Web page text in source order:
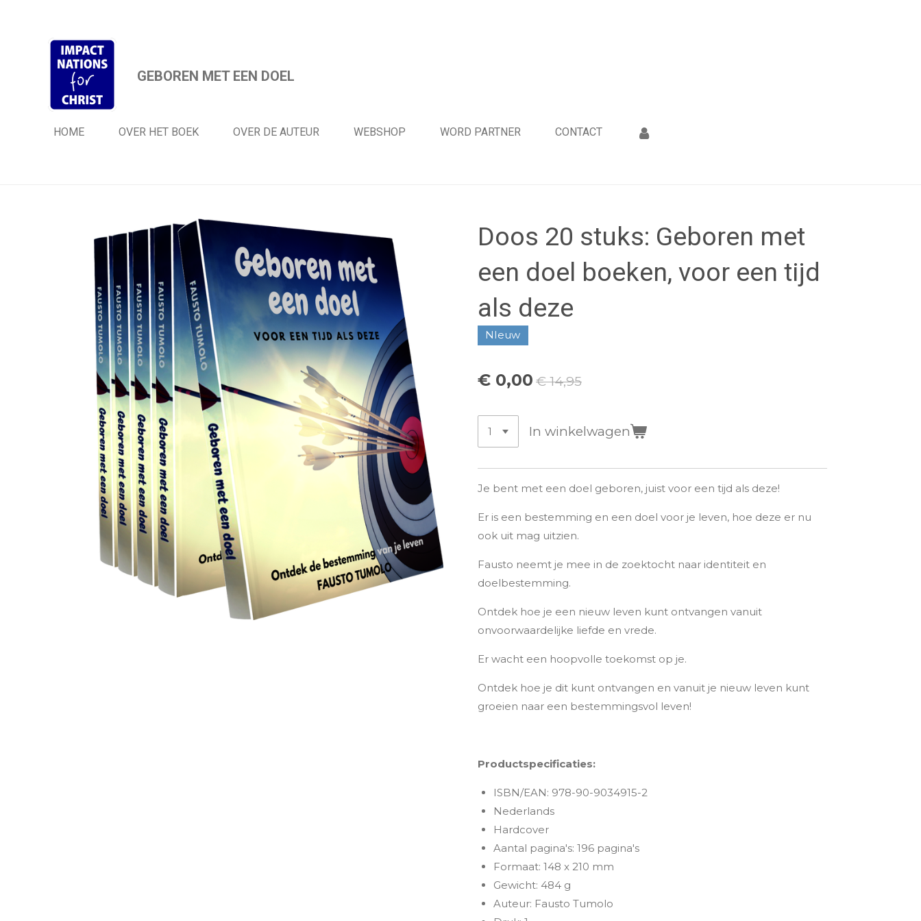
GEBOREN MET EEN DOEL
HOME OVER HET BOEK OVER DE AUTEUR WEBSHOP WORD PARTNER CONTACT
Doos 20 stuks: Geboren met
een doel boeken, voor een tijd
als deze
NIeuw
€ 0,00 € 14,95
In winkelwagen
Je bent met een doel geboren, juist voor een tijd als deze!
Er is een bestemming en een doel voor je leven, hoe deze er nu
ook uit mag uitzien.
Fausto neemt je mee in de zoektocht naar identiteit en
doelbestemming.
Ontdek hoe je een nieuw leven kunt ontvangen vanuit
onvoorwaardelijke liefde en vrede.
Er wacht een hoopvolle toekomst op je.
Ontdek hoe je dit kunt ontvangen en vanuit je nieuw leven kunt
groeien naar een bestemmingsvol leven!
Productspecificaties:
ISBN/EAN: 978-90-9034915-2
Nederlands
Hardcover
Aantal pagina's: 196 pagina's
Formaat: 148 x 210 mm
Gewicht: 484 g
Auteur: Fausto Tumolo